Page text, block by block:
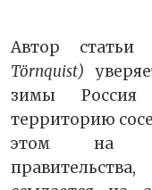
Автор статьи
Törnquist)
зимы Россия
территорию
этом на